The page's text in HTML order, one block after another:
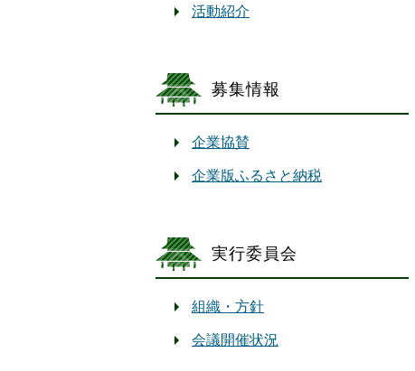
活動紹介
募集情報
企業協賛
企業版ふるさと納税
実行委員会
組織・方針
会議開催状況